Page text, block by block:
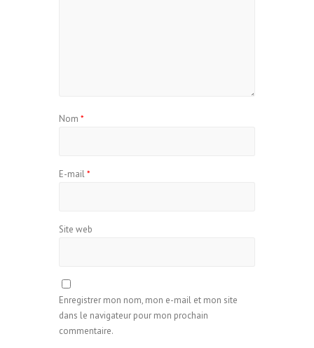
Nom *
E-mail*
Site web
Enregistrer mon nom, mon e-mail et mon site
dans le navigateur pour mon prochain
commentaire.